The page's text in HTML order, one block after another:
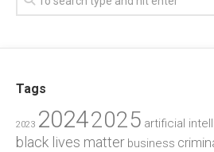
Tags
2023 20242025 artificial
black lives matter business